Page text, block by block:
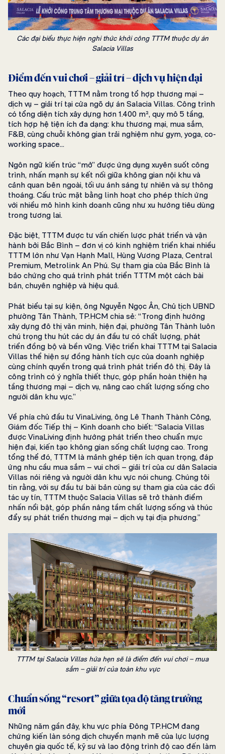
Các đại biểu thực hiện nghi thức khởi công TTTM thuộc dự án
Salacia Villas
Điểm đến vui chơi – giải trí – dịch vụ hiện đại
Theo quy hoạch, TTTM nằm trong tổ hợp thương mại –
dịch vụ – giải trí tại cửa ngõ dự án Salacia Villas. Công trình
có tổng diện tích xây dựng hơn 1.400 m², quy mô 5 tầng,
tích hợp hệ tiện ích đa dạng: khu thương mại, mua sắm,
F&B, cùng chuỗi không gian trải nghiệm như gym, yoga, co-
working space…
Ngôn ngữ kiến trúc “mở” được ứng dụng xuyên suốt công
trình, nhấn mạnh sự kết nối giữa không gian nội khu và
cảnh quan bên ngoài, tối ưu ánh sáng tự nhiên và sự thông
thoáng. Cấu trúc mặt bằng linh hoạt cho phép thích ứng
với nhiều mô hình kinh doanh cũng như xu hướng tiêu dùng
trong tương lai.
Đặc biệt, TTTM được tư vấn chiến lược phát triển và vận
hành bởi Bắc Bình – đơn vị có kinh nghiệm triển khai nhiều
TTTM lớn như Vạn Hạnh Mall, Hùng Vương Plaza, Central
Premium, Metrolink An Phú. Sự tham gia của Bắc Bình là
bảo chứng cho quá trình phát triển TTTM một cách bài
bản, chuyên nghiệp và hiệu quả.
Phát biểu tại sự kiện, ông Nguyễn Ngọc Ân, Chủ tịch UBND
phường Tân Thành, TP.HCM chia sẻ: “Trong định hướng
xây dựng đô thị văn minh, hiện đại, phường Tân Thành luôn
chú trọng thu hút các dự án đầu tư có chất lượng, phát
triển đồng bộ và bền vững. Việc triển khai TTTM tại Salacia
Villas thể hiện sự đồng hành tích cực của doanh nghiệp
cùng chính quyền trong quá trình phát triển đô thị. Đây là
công trình có ý nghĩa thiết thực, góp phần hoàn thiện hạ
tầng thương mại – dịch vụ, nâng cao chất lượng sống cho
người dân khu vực.”
Về phía chủ đầu tư VinaLiving, ông Lê Thanh Thành Công,
Giám đốc Tiếp thị – Kinh doanh cho biết: “Salacia Villas
được VinaLiving định hướng phát triển theo chuẩn mực
hiện đại, kiến tạo không gian sống chất lượng cao. Trong
tổng thể đó, TTTM là mảnh ghép tiện ích quan trọng, đáp
ứng nhu cầu mua sắm – vui chơi – giải trí của cư dân Salacia
Villas nói riêng và người dân khu vực nói chung. Chúng tôi
tin rằng, với sự đầu tư bài bản cùng sự tham gia của các đối
tác uy tín, TTTM thuộc Salacia Villas sẽ trở thành điểm
nhấn nổi bật, góp phần nâng tầm chất lượng sống và thúc
đẩy sự phát triển thương mại – dịch vụ tại địa phương.”
TTTM tại Salacia Villas hứa hẹn sẽ là điểm đến vui chơi – mua
sắm – giải trí của toàn khu vực
Chuẩn sống “resort” giữa tọa độ tăng trưởng
mới
Những năm gần đây, khu vực phía Đông TP.HCM đang
chứng kiến làn sóng dịch chuyển mạnh mẽ của lực lượng
chuyên gia quốc tế, kỹ sư và lao động trình độ cao đến làm